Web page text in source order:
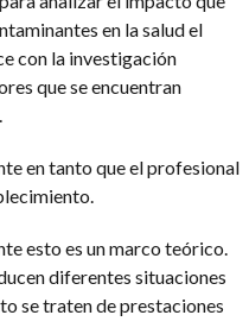
en la salud el
con la investigación
que se encuentran
en tanto que el profesional
esto es un marco teórico.
diferentes situaciones
se traten de prestaciones